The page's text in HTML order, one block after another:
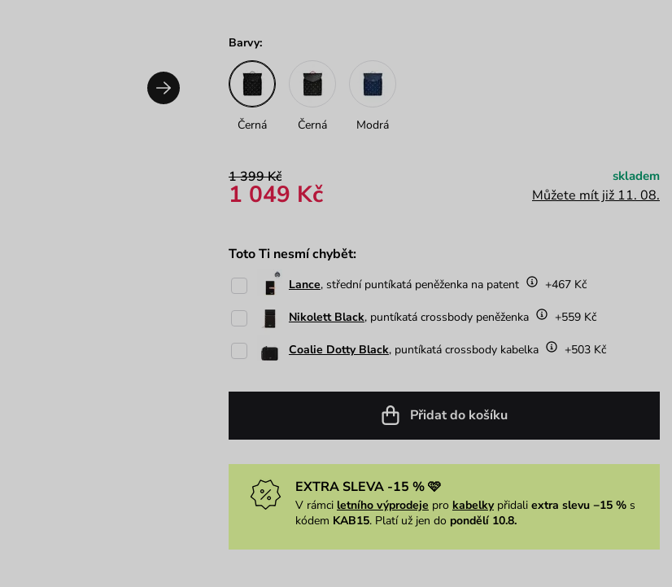
Barvy:
Černá Černá Modrá
1 399 Kč
1 049 Kč
skladem
Můžete mít již 11. 08.
Toto Ti nesmí chybět:
Lance, střední puntíkatá peněženka na patent +467 Kč
Nikolett Black, puntíkatá crossbody peněženka +559 Kč
Coalie Dotty Black, puntíkatá crossbody kabelka +503 Kč
Přidat do košíku
EXTRA SLEVA -15 % 🩷
V rámci letního výprodeje pro kabelkypřidali extra slevu −15 %s
kódem KAB15. Platí už jen do pondělí 10.8.